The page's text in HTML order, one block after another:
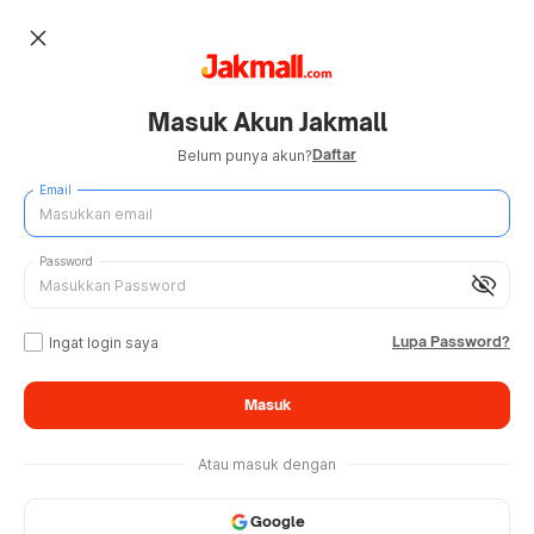
close
Masuk Akun Jakmall
Belum punya akun?Daftar
Email
visibility_off
Password
Ingat login saya Lupa Password?
Masuk
Atau masuk dengan
Google